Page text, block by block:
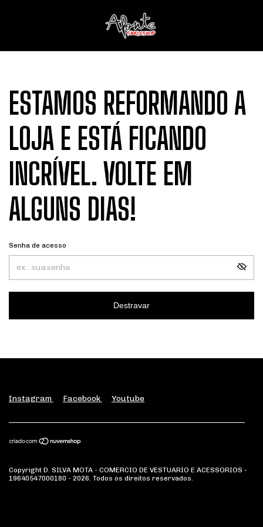
ESTAMOS REFORMANDO A
LOJA E ESTÁ FICANDO
INCRÍVEL. VOLTE EM
ALGUNS DIAS!
Senha de acesso
Destravar
Instagram Facebook Youtube
Copyright D. SILVA MOTA - COMERCIO DE VESTUARIO E ACESSORIOS -
19640547000180 - 2026. Todos os direitos reservados.